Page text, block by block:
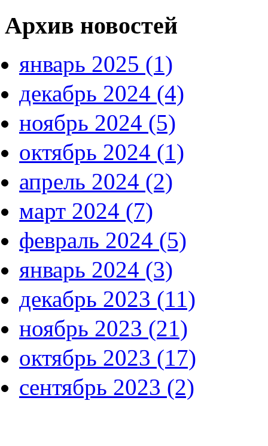
Архив новостей
январь 2025 (1)
декабрь 2024 (4)
ноябрь 2024 (5)
октябрь 2024 (1)
апрель 2024 (2)
март 2024 (7)
февраль 2024 (5)
январь 2024 (3)
декабрь 2023 (11)
ноябрь 2023 (21)
октябрь 2023 (17)
сентябрь 2023 (2)